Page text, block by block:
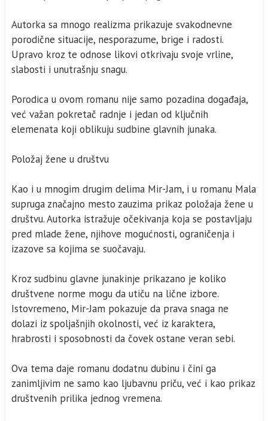
Autorka sa mnogo realizma prikazuje svakodnevne
porodične situacije, nesporazume, brige i radosti.
Upravo kroz te odnose likovi otkrivaju svoje vrline,
slabosti i unutrašnju snagu.
Porodica u ovom romanu nije samo pozadina događaja,
već važan pokretač radnje i jedan od ključnih
elemenata koji oblikuju sudbine glavnih junaka.
Položaj žene u društvu
Kao i u mnogim drugim delima Mir-Jam, i u romanu Mala
supruga značajno mesto zauzima prikaz položaja žene u
društvu. Autorka istražuje očekivanja koja se postavljaju
pred mlade žene, njihove mogućnosti, ograničenja i
izazove sa kojima se suočavaju.
Kroz sudbinu glavne junakinje prikazano je koliko
društvene norme mogu da utiču na lične izbore.
Istovremeno, Mir-Jam pokazuje da prava snaga ne
dolazi iz spoljašnjih okolnosti, već iz karaktera,
hrabrosti i sposobnosti da čovek ostane veran sebi.
Ova tema daje romanu dodatnu dubinu i čini ga
zanimljivim ne samo kao ljubavnu priču, već i kao prikaz
društvenih prilika jednog vremena.